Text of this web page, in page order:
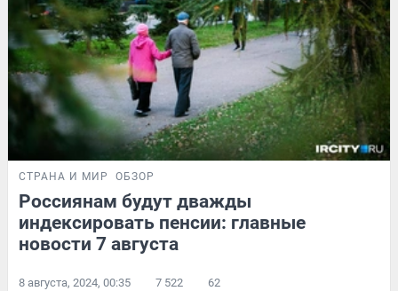
СТРАНА И МИР ОБЗОР
Россиянам будут дважды
индексировать пенсии: главные
новости 7 августа
8 августа, 2024, 00:35 7 522 62